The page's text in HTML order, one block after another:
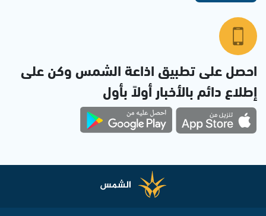
احصل على تطبيق اذاعة الشمس وكن على
إطلاع دائم بالأخبار أولاً بأول